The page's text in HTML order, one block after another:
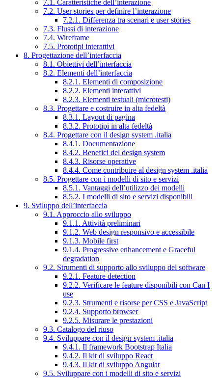
7.1. Caratteristiche dell’interazione
7.2. User stories per definire l’interazione
7.2.1. Differenza tra scenari e user stories
7.3. Flussi di interazione
7.4. Wireframe
7.5. Prototipi interattivi
8. Progettazione dell’interfaccia
8.1. Obiettivi dell’interfaccia
8.2. Elementi dell’interfaccia
8.2.1. Elementi di composizione
8.2.2. Elementi interattivi
8.2.3. Elementi testuali (microtesti)
8.3. Progettare e costruire in alta fedeltà
8.3.1. Layout di pagina
8.3.2. Prototipi in alta fedeltà
8.4. Progettare con il design system .italia
8.4.1. Documentazione
8.4.2. Benefici del design system
8.4.3. Risorse operative
8.4.4. Come contribuire al design system .italia
8.5. Progettare con i modelli di sito e servizi
8.5.1. Vantaggi dell’utilizzo dei modelli
8.5.2. I modelli di sito e servizi disponibili
9. Sviluppo dell’interfaccia
9.1. Approccio allo sviluppo
9.1.1. Attività preliminari
9.1.2. Web design responsivo e accessibile
9.1.3. Mobile first
9.1.4. Progressive enhancement e Graceful
degradation
9.2. Strumenti di supporto allo sviluppo del software
9.2.1. Feature detection
9.2.2. Verificare le feature disponibili con Can I
use
9.2.3. Strumenti e risorse per CSS e JavaScript
9.2.4. Supporto browser
9.2.5. Misurare le prestazioni
9.3. Catalogo del riuso
9.4. Sviluppare con il design system .italia
9.4.1. Il framework Bootstrap Italia
9.4.2. Il kit di sviluppo React
9.4.3. Il kit di sviluppo Angular
9.5. Sviluppare con i modelli di sito e servizi